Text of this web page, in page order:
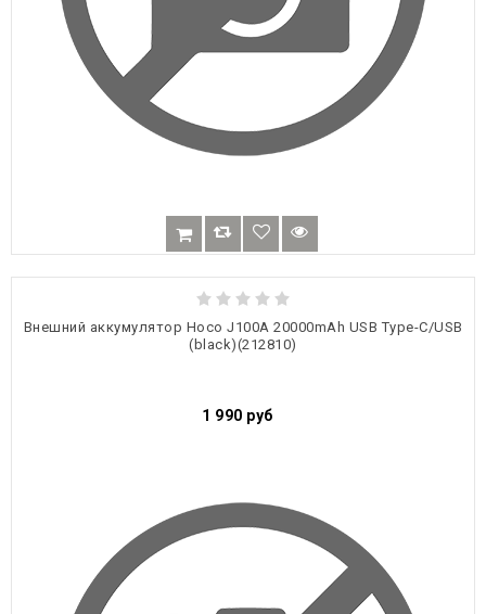
Внешний аккумулятор Hoco J100A 20000mAh USB Type-C/USB
(black)(212810)
1 990 руб